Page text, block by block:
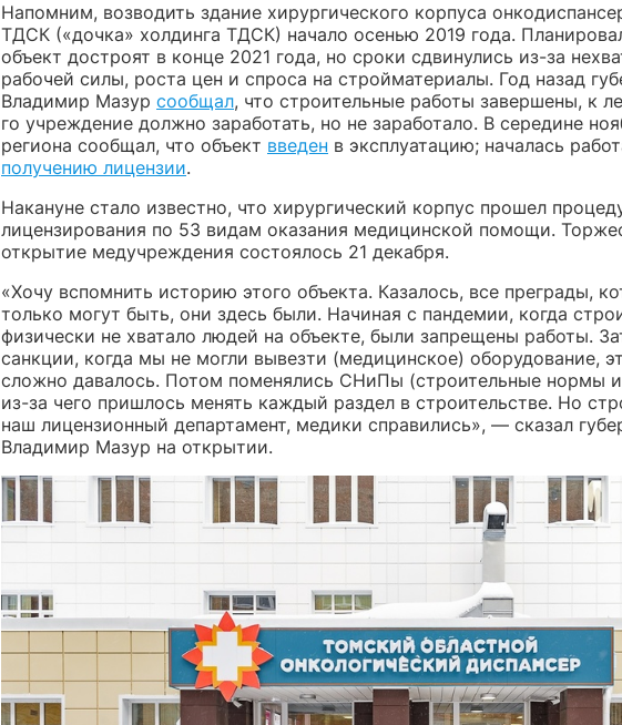
Напомним, возводить здание хирургического корпуса
ТДСК («дочка» холдинга ТДСК) начало осенью 2019 года.
объект достроят в конце 2021 года, но сроки сдвинулись из-за
рабочей силы, роста цен и спроса на стройматериалы. Год назад
Владимир Мазур сообщал, что строительные работы завершены, к
го учреждение должно заработать, но не заработало. В середине
региона сообщал, что объект введен в эксплуатацию; началась
получению лицензии.
Накануне стало известно, что хирургический корпус прошел
лицензирования по 53 видам оказания медицинской помощи.
открытие медучреждения состоялось 21 декабря.
«Хочу вспомнить историю этого объекта. Казалось, все преграды,
только могут быть, они здесь были. Начиная с пандемии, когда
физически не хватало людей на объекте, были запрещены работы.
санкции, когда мы не могли вывезти (медицинское) оборудование,
сложно давалось. Потом поменялись СНиПы (строительные нормы и
из-за чего пришлось менять каждый раздел в строительстве. Но
наш лицензионный департамент, медики справились», — сказал
Владимир Мазур на открытии.